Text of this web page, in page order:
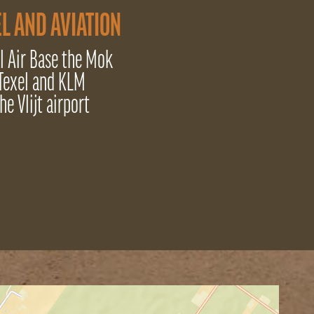
AND AVIATION
Air Base the Mok
and KLM
Vlijt airport